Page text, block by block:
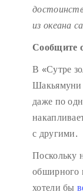
из океана
Сообщите
В «Сутре
Шакьямуни
даже по
с другими.
Поскольку
хотели бы